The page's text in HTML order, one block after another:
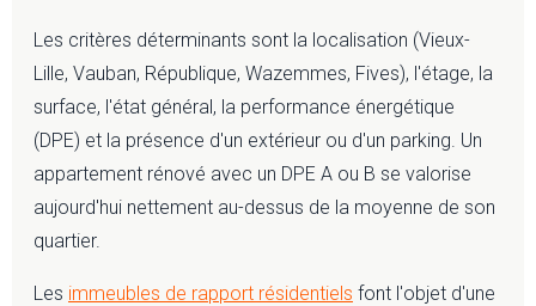
Les critères déterminants sont la localisation (Vieux-
Lille, Vauban, République, Wazemmes, Fives), l'étage, la
surface, l'état général, la performance énergétique
(DPE) et la présence d'un extérieur ou d'un parking. Un
appartement rénové avec un DPE A ou B se valorise
aujourd'hui nettement au-dessus de la moyenne de son
quartier.
Les immeubles de rapport résidentiels font l'objet d'une